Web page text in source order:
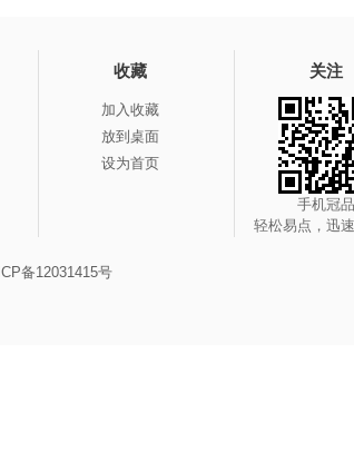
收藏
加入收藏
放到桌面
设为首页
关注
手机冠品
轻松易点，迅速
备12031415号